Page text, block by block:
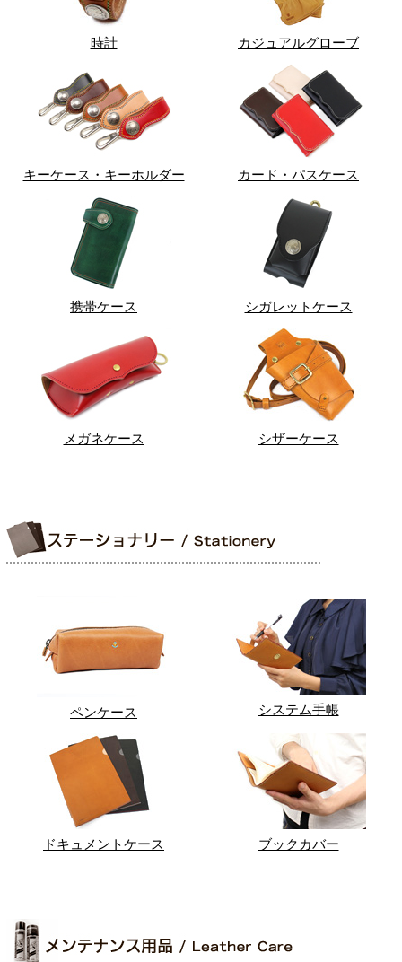
時計 カジュアルグローブ
キーケース・キーホルダー カード・パスケース
携帯ケース シガレットケース
メガネケース シザーケース
ペンケース システム手帳
ドキュメントケース ブックカバー